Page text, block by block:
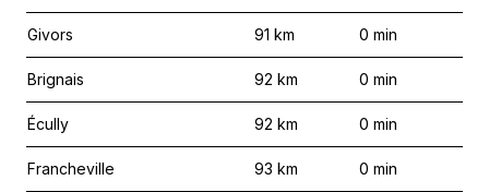
Givors 91 km 0 min
Brignais 92 km 0 min
Écully 92 km 0 min
Francheville 93 km 0 min